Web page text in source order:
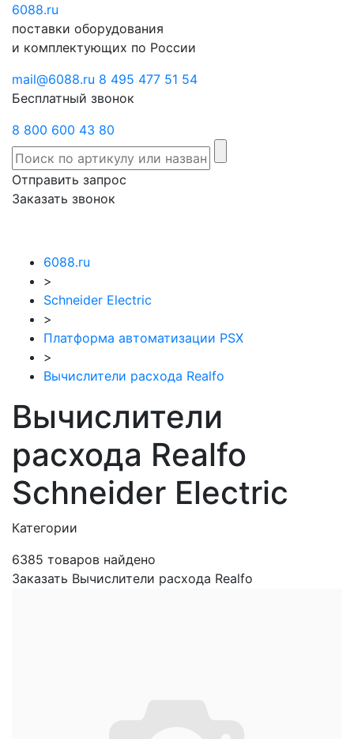
6088.ru
поставки оборудования
и комплектующих по России
mail@6088.ru 8 495 477 51 54
Бесплатный звонок
8 800 600 43 80
Отправить запрос
Заказать звонок
6088.ru
>
Schneider Electric
>
Платформа автоматизации PSX
>
Вычислители расхода Realfo
Вычислители
расхода Realfo
Schneider Electric
Категории
6385 товаров найдено
Заказать Вычислители расхода Realfo
Отправить
запрос
звонок